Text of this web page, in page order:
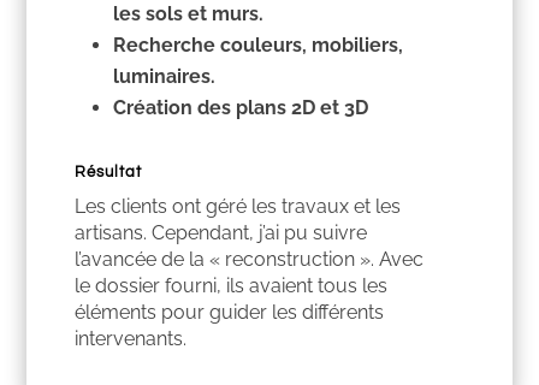
les sols et murs.
Recherche couleurs, mobiliers,
luminaires.
Création des plans 2D et 3D
Résultat
Les clients ont géré les travaux et les
artisans. Cependant, j’ai pu suivre
l’avancée de la « reconstruction ». Avec
le dossier fourni, ils avaient tous les
éléments pour guider les différents
intervenants.